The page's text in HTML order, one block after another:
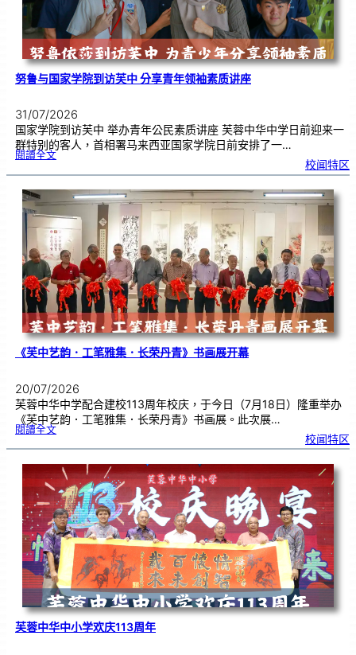
努鲁与国家学院到访芙中 分享青年领袖素质讲座
31/07/2026
国家学院到访芙中 举办青年公民素质讲座 芙蓉中华中学日前迎来一
群特别的客人，首相署马来西亚国家学院日前安排了一…
閱讀全文:努
国
学
院
到
访
中
分
享
青
年
领
袖
素
质
讲
座
校闻特区
《芙中艺韵．工笔雅集．长荣丹青》书画展开幕
20/07/2026
芙蓉中华中学配合建校113周年校庆，于今日（7月18日）隆重举办
《芙中艺韵．工笔雅集．长荣丹青》书画展。此次展…
閱讀全文:《
艺
．
工
笔
雅
．
长
荣
丹
青
》
书
画
展
开
幕
校闻特区
芙蓉中华中小学欢庆113周年